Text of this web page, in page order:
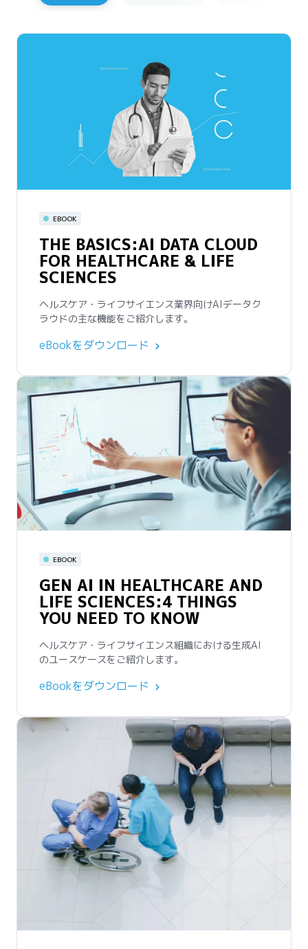
EBOOK
THE BASICS:AI DATA CLOUD
FOR HEALTHCARE & LIFE
SCIENCES
ヘルスケア・ライフサイエンス業界向けAIデータク
ラウドの主な機能をご紹介します。
eBookをダウンロード
EBOOK
GEN AI IN HEALTHCARE AND
LIFE SCIENCES:4 THINGS
YOU NEED TO KNOW
ヘルスケア・ライフサイエンス組織における生成AI
のユースケースをご紹介します。
eBookをダウンロード
ウェビナー
ACCELERATE HEALTHCARE &
LIFE SCIENCES
ヘルスケア・ライフサイエンス業界のAI/MLの最新
のユースケースを活用して業務効率を改善し、患者
体験を改善します。
ウェビナーを視聴する
ウェビナー
ECOSYSTEM TO ACCELERATE
BUSINESS-CRITICAL USE
CASES
ライフサイエンス業界のユースケースを加速するた
慮事項をご紹介します。
SCIENCES AI + DATA
HEALTHCARE NHS TRUST
TRANSFORMS PATIENT CARE
Snowflakeを導入したロンドンのヘルスケアチーム
は、データ分析を数週間から数日に短縮し、コラボ
した。
NHS GMHSCP PROVIDES
SUPPORT TO 3 MILLION
PATIENTS WITH SNOWFLAKE
ンテリジェンス担当責任者であるGraham Beales氏
のインサイトをご覧ください。
今すぐ視聴する